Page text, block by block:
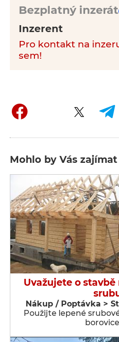
Bezplatný inzerát
Inzerent
Pro kontakt na
sem!
Mohlo by Vás zajímat
Uvažujete o
Nákup / Poptávka >
Použijte lepené